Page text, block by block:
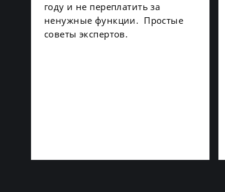
году и не переплатить за
ненужные функции. Простые
советы экспертов.